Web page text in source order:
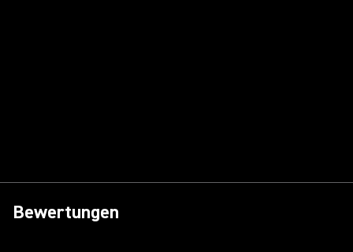
Bewertungen